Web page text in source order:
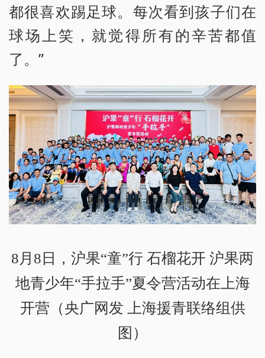
都很喜欢踢足球。每次看到孩子们在
球场上笑，就觉得所有的辛苦都值
了。”
8月8日，沪果“童”行 石榴花开 沪果两
地青少年“手拉手”夏令营活动在上海
开营（央广网发 上海援青联络组供
图）